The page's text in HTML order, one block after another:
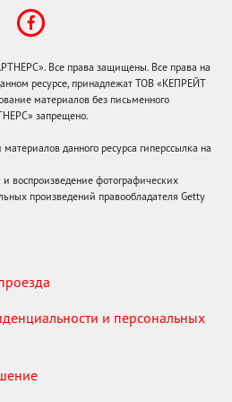
Все права защищены. Все права на
ресурсе, принадлежат ТОВ «КЕПРЕЙТ
материалов без письменного
запрещено.
данного ресурса гиперссылка на
воспроизведение фотографических
произведений правообладателя Getty
и персональных